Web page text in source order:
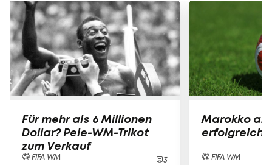
Für mehr als 6 Millionen
Dollar? Pele-WM-Trikot
zum Verkauf
FIFA WM 3
Marokko
FIFA WM